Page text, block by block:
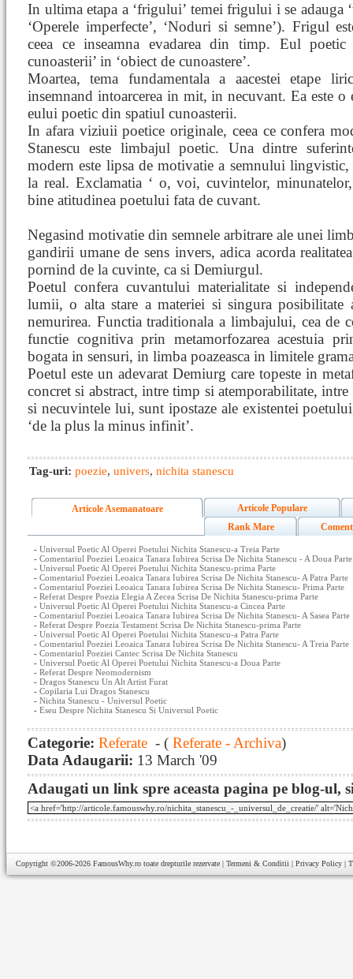
In ultima etapa a ‘frigului’ temei frigului i se adauga
‘Operele imperfecte’, ‘Noduri si semne’). Frigul
ceea ce inseamna evadarea din timp. Eul
cunoasterii’ in ‘obiect de cunoastere’.
Moartea, tema fundamentala a aacestei etape
insemnand intoarcerea in mit, in necuvant. Ea este o
eului poetic din spatiul cunoasterii.
In afara viziuii poetice originale, ceea ce confera
Stanescu este limbajul poetic. Una dintre
modern este lipsa de motivatie a semnului
la real. Exclamatia ‘ o, voi, cuvintelor,
bine atitudinea poetului fata de cuvant.
Negasind motivatie din semnele arbitrare ale unei
gandirii umane de sens invers, adica acorda
pornind de la cuvinte, ca si Demiurgul.
Poetul confera cuvantului materialitate si
lumii, o alta stare a materiei si singura posibilitate
nemurirea. Functia traditionala a limbajului, cea de
functie cognitiva prin metamorfozarea acestuia
bogata in sensuri, in limba poazeasca in limitele
Poetul este un adevarat Demiurg care topeste in
concret si abstract, intre timp si atemporabilitate,
si necuvintele lui, sunt ipostaze ale existentei
‘de la plus la minus infinit’.
Tag-uri: poezie, univers, nichita stanescu
Articole Asemanatoare
Articole Populare
Rank Mare
- Universul Poetic Al Operei Poetului Nichita Stanescu-a Treia Parte
- Comentariul Poeziei Leoaica Tanara Iubirea Scrisa De Nichita Stanescu - A Doua Parte
- Universul Poetic Al Operei Poetului Nichita Stanescu-prima Parte
- Comentariul Poeziei Leoaica Tanara Iubirea Scrisa De Nichita Stanescu- A Patra Parte
- Comentariul Poeziei Leoaica Tanara Iubirea Scrisa De Nichita Stanescu- Prima Parte
- Referat Despre Poezia Elegia A Zecea Scrisa De Nichita Stanescu-prima Parte
- Universul Poetic Al Operei Poetului Nichita Stanescu-a Cincea Parte
- Comentariul Poeziei Leoaica Tanara Iubirea Scrisa De Nichita Stanescu- A Sasea Parte
- Referat Despre Poezia Testament Scrisa De Nichita Stanescu-prima Parte
- Universul Poetic Al Operei Poetului Nichita Stanescu-a Patra Parte
- Comentariul Poeziei Leoaica Tanara Iubirea Scrisa De Nichita Stanescu- A Treia Parte
- Comentariul Poeziei Cantec Scrisa De Nichita Stanescu
- Universul Poetic Al Operei Poetului Nichita Stanescu-a Doua Parte
- Referat Despre Neomodernism
- Dragos Stanescu Un Alt Artist Furat
- Copilaria Lui Dragos Stanescu
- Nichita Stanescu - Universul Poetic
- Eseu Despre Nichita Stanescu Si Universul Poetic
Categorie: Referate - ( Referate - Archiva)
Data Adaugarii: 13 March '09
Adaugati un link spre aceasta pagina pe blog-ul,
Copyright ©2006-2026 FamousWhy.ro toate drepturile rezervate | Termeni & Conditii | Privacy Policy |